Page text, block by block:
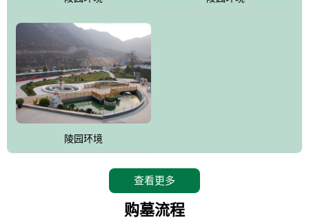
为抗日和解放战争期间流血牺牲的烈士新建一座革命烈士陵园，无
偿建墓立碑。建成后的烈士陵园将成为昌平区党员及各所学校的爱
国主义教育基地。
陵园环境
查看更多
购墓流程